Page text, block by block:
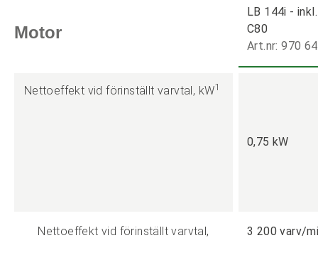
Motor
LB 144i -
C80
Art.nr: 970
Nettoeffekt vid förinställt varvtal, kW1
0,75 kW
Nettoeffekt vid förinställt varvtal, 3 200 varv/